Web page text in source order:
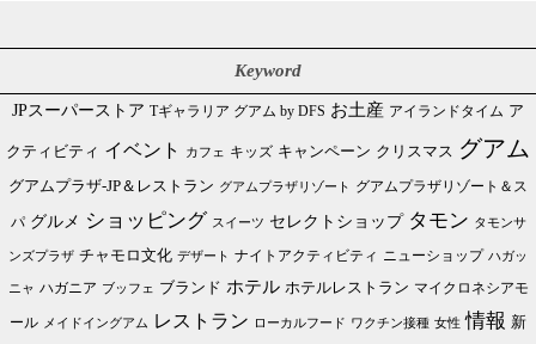
Keyword
JPスーパーストア Tギャラリア グアム by DFS お土産 アイランドタイム ア
クティビティ イベント カフェ キッズ キャンペーン クリスマス グアム
グアムプラザ-JP＆レストラン グアムプラザリゾート グアムプラザリゾート＆ス
パ グルメ ショッピング スイーツ セレクトショップ タモン タモンサ
ンズプラザ チャモロ文化 デザート ナイトアクティビティ ニューショップ ハガッ
ニャ ハガニア ブッフェ ブランド ホテル ホテルレストラン マイクロネシアモ
ール メイドイングアム レストラン ローカルフード ワクチン接種 女性 情報 新